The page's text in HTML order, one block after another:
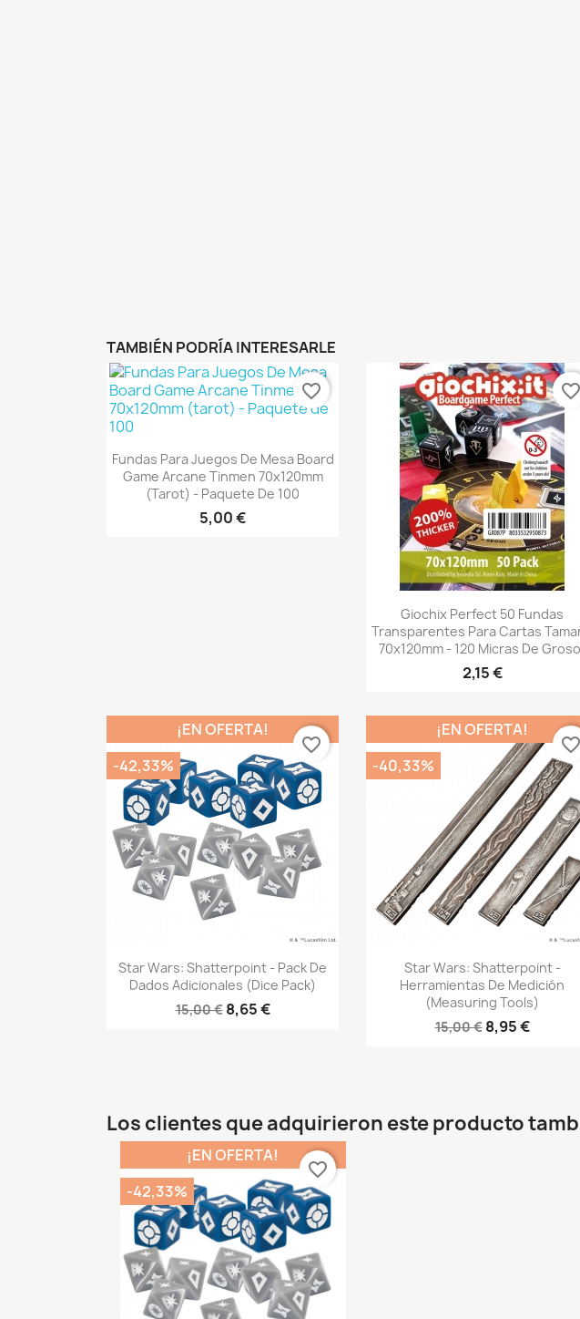
TAMBIÉN PODRÍA INTERESARLE
 Vista rápida
Fundas Para Juegos De Mesa Board
Game Arcane Tinmen 70x120mm
(tarot) - Paquete De 100
5,00 €
favorite_border
 Vista rápida
Giochix Perfect 50 Fundas
Transparentes Para Cartas
70x120mm - 120 Micras De
2,15 €
favorite_border
Vista rápida
Star Wars: Shatterpoint - Pack De
Dados Adicionales (dice Pack)
15,00 € 8,65 €
¡EN OFERTA!
-42,33%
favorite_border
Vista rápida
Star Wars: Shatterpoint -
Herramientas De Medición
(measuring Tools)
15,00 € 8,95 €
¡EN OFERTA!
-40,33%
favorite_border
Los clientes que adquirieron este producto
¡EN OFERTA!
-42,33%
favorite_border